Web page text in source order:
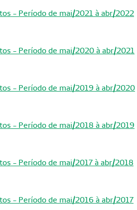
- Período de mai/2021 à abr/2022
- Período de mai/2020 à abr/2021
- Período de mai/2019 à abr/2020
- Período de mai/2018 à abr/2019
- Período de mai/2017 à abr/2018
- Período de mai/2016 à abr/2017